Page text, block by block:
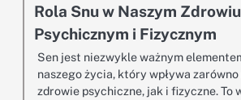
Rola Snu w Naszym Zdrowiu
Psychicznym i Fizycznym
Sen jest niezwykle ważnym
naszego życia, który wpływa zarówno
zdrowie psychiczne, jak i fizyczne. To